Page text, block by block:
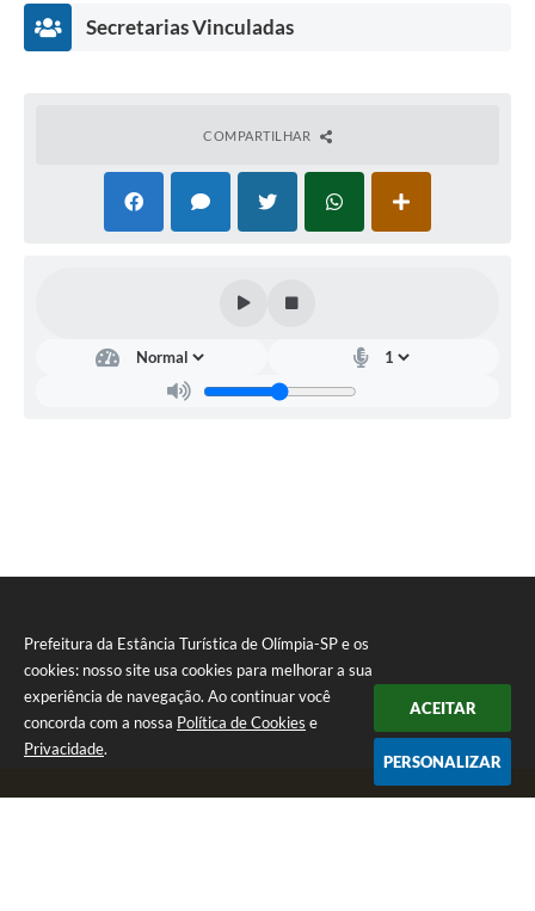
Prefeitura da Estância Turística de Olímpia-SP e os
cookies: nosso site usa cookies para melhorar a sua
experiência de navegação. Ao continuar você
concorda com a nossa Política de Cookies e
Privacidade.
ACEITAR
PERSONALIZAR
---------------------------------------------------------------------------------
-----------------------
Aviso de Licitação
cidade de Olímpia e que constituem parte do Distrito
Industrial III. Entrega dos Envelopes: 13/01/2020 às
João Luiz Alves Ferreira
Diretor da Divisão de Suprimentos
Secretarias Vinculadas
Tecnologia
Desenvolvimento
COMPARTILHAR